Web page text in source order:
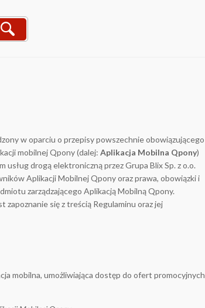
w oparciu o przepisy powszechnie obowiązującego
mobilnej Qpony (dalej:Aplikacja Mobilna Qpony)
usług drogą elektroniczną przez Grupa Blix Sp. z o.o.
Aplikacji Mobilnej Qpony oraz prawa, obowiązki i
zarządzającego Aplikacją Mobilną Qpony.
się z treścią Regulaminu oraz jej
mobilna, umożliwiająca dostęp do ofert promocyjnych